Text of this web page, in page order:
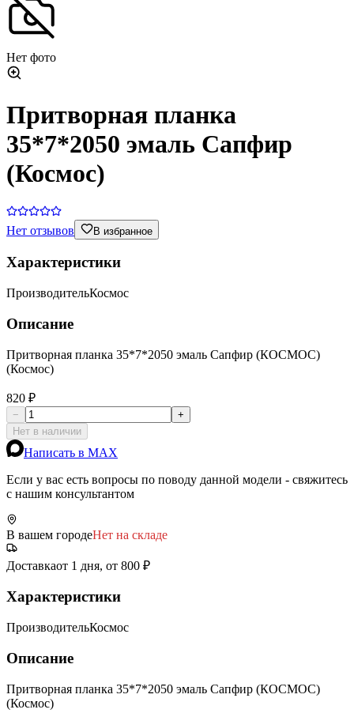
Нет фото
Притворная планка
35*7*2050 эмаль Сапфир
(Космос)
Нет отзывов В избранное
Характеристики
ПроизводительКосмос
Описание
Притворная планка 35*7*2050 эмаль Сапфир (КОСМОС)
(Космос)
820 ₽
−
+
Нет в наличии
Написать в MAX
Если у вас есть вопросы по поводу данной модели - свяжитесь
с нашим консультантом
В вашем городеНет на складе
Доставкаот 1 дня, от 800 ₽
Характеристики
ПроизводительКосмос
Описание
Притворная планка 35*7*2050 эмаль Сапфир (КОСМОС)
(Космос)